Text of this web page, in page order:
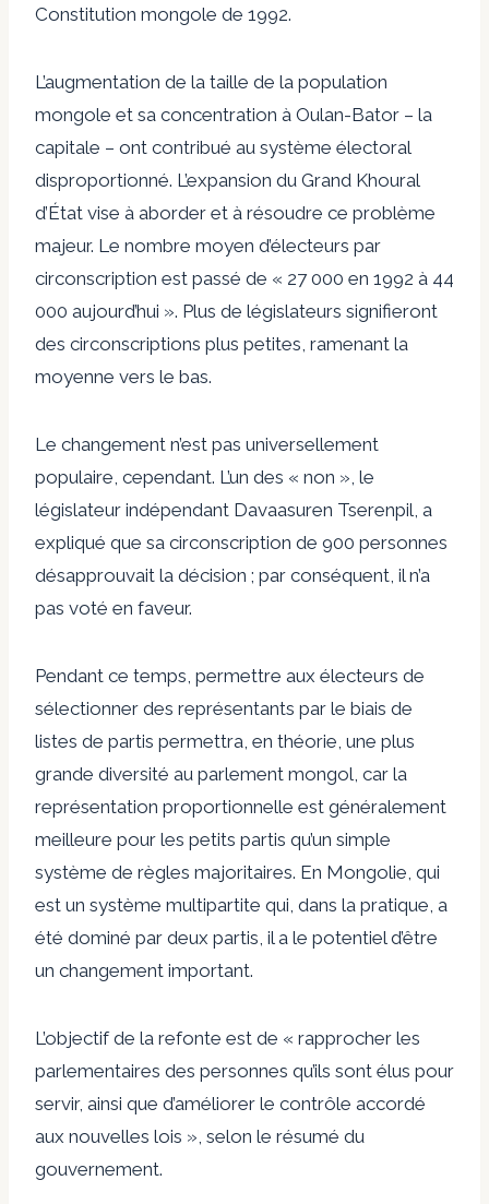
Constitution mongole de 1992.
L’augmentation de la taille de la population
mongole et sa concentration à Oulan-Bator – la
capitale – ont contribué au système électoral
disproportionné. L’expansion du Grand Khoural
d’État vise à aborder et à résoudre ce problème
majeur. Le nombre moyen d’électeurs par
circonscription est passé de « 27 000 en 1992 à 44
000 aujourd’hui ». Plus de législateurs signifieront
des circonscriptions plus petites, ramenant la
moyenne vers le bas.
Le changement n’est pas universellement
populaire, cependant. L’un des « non », le
législateur indépendant Davaasuren Tserenpil, a
expliqué que sa circonscription de 900 personnes
désapprouvait la décision ; par conséquent, il n’a
pas voté en faveur.
Pendant ce temps, permettre aux électeurs de
sélectionner des représentants par le biais de
listes de partis permettra, en théorie, une plus
grande diversité au parlement mongol, car la
représentation proportionnelle est généralement
meilleure pour les petits partis qu’un simple
système de règles majoritaires. En Mongolie, qui
est un système multipartite qui, dans la pratique, a
été dominé par deux partis, il a le potentiel d’être
un changement important.
L’objectif de la refonte est de « rapprocher les
parlementaires des personnes qu’ils sont élus pour
servir, ainsi que d’améliorer le contrôle accordé
aux nouvelles lois », selon le résumé du
gouvernement.